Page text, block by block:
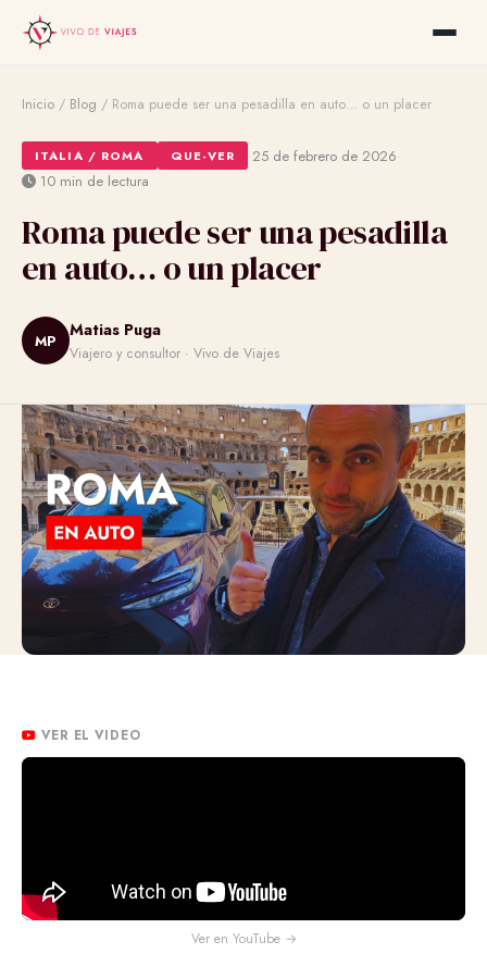
Inicio / Blog / Roma puede ser una pesadilla en auto… o un placer
ITALIA / ROMA QUE-VER 25 de febrero de 2026
10 min de lectura
Roma puede ser una pesadilla
en auto… o un placer
MP
Matias Puga
Viajero y consultor · Vivo de Viajes
VER EL VIDEO
Ver en YouTube →